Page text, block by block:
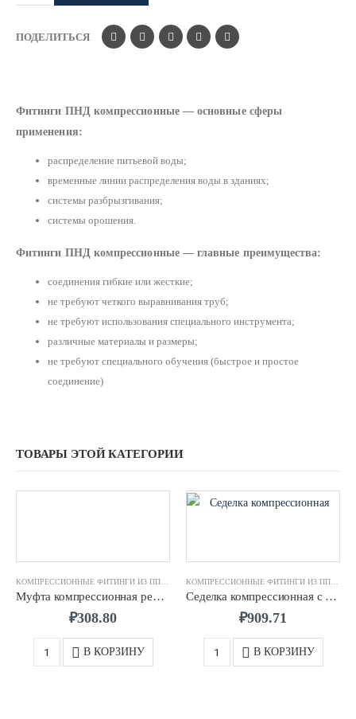
ПОДЕЛИТЬСЯ
Фитинги ПНД компрессионные — основные сферы
применения:
распределение питьевой воды;
временные линии распределения воды в зданиях;
системы разбрызгивания;
системы орошения.
Фитинги ПНД компрессионные — главные преимущества:
соединения гибкие или жесткие;
не требуют четкого выравнивания труб;
не требуют использования специального инструмента;
различные материалы и размеры;
не требуют специального обучения (быстрое и простое
соединение)
ТОВАРЫ ЭТОЙ КАТЕГОРИИ
КОМПРЕССИОННЫЕ ФИТИНГИ ИЗ ПП
,МУФТА КОМПРЕССИОННАЯ
Муфта компрессионная редукционная d.40 х 25
₽308.80
В КОРЗИНУ
КОМПРЕССИОННЫЕ ФИТИНГИ ИЗ ПП
,
Седелка компрессионная с резьбовым отводом д.160 х 2″
₽909.71
В КОРЗИНУ